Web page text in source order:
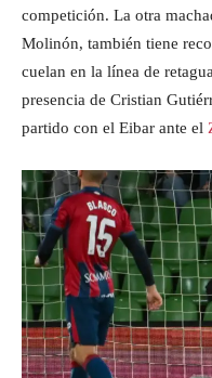
competición. La otra
Molinón, también tiene
cuelan en la línea de
presencia de Cristian
partido con el Eibar ante el